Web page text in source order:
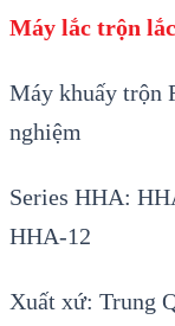
Máy lắc trộn
Máy khuấy trộn
nghiệm
Series HHA:
HHA-12
Xuất xứ: Trung